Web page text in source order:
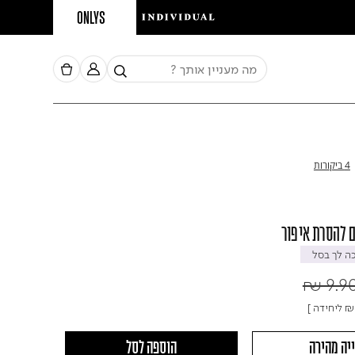
ONLYS
4 ביקורות
להסרת איפור
לך בסל
₪
₪ ליחידה ]
מהירה הוספה לסל